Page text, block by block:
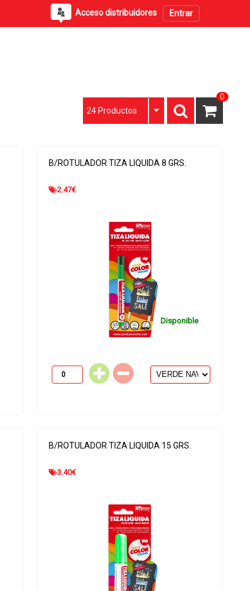
Acceso distribuidores Entrar
0
24 Productos
B/ROTULADOR TIZA LIQUIDA 8 GRS.
2.47€
Disponible
B/ROTULADOR TIZA LIQUIDA 15 GRS.
3.40€